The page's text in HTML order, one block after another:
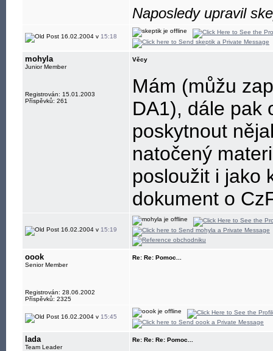
Naposledy upravil
16.02.2004 v 15:18
mohyla
Junior Member
Registrován: 15.01.2003
Příspěvků: 261
Věcy
Mám (můžu
DA1), dále pak
poskytnout
natočený
posloužit i jako
dokument o
16.02.2004 v 15:19
oook
Senior Member
Registrován: 28.06.2002
Příspěvků: 2325
Re: Re: Pomoc...
16.02.2004 v 15:45
lada
Team Leader
Re: Re: Re: Pomoc...